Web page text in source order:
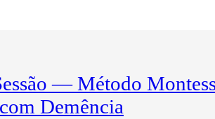
— Método
Demência